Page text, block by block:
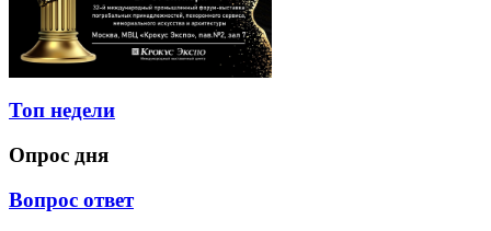
Топ недели
Опрос дня
Вопрос ответ